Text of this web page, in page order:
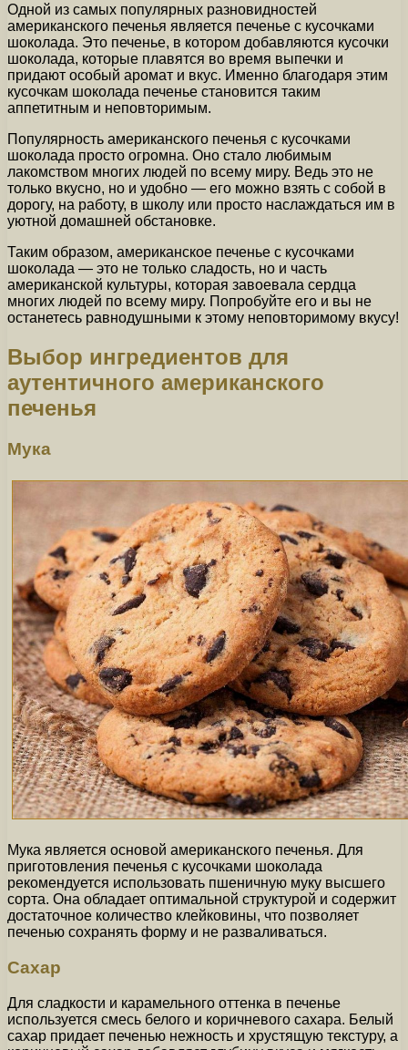
Одной из самых популярных разновидностей
американского печенья является печенье с кусочками
шоколада. Это печенье, в котором добавляются кусочки
шоколада, которые плавятся во время выпечки и
придают особый аромат и вкус. Именно благодаря этим
кусочкам шоколада печенье становится таким
аппетитным и неповторимым.
Популярность американского печенья с кусочками
шоколада просто огромна. Оно стало любимым
лакомством многих людей по всему миру. Ведь это не
только вкусно, но и удобно — его можно взять с собой в
дорогу, на работу, в школу или просто наслаждаться им в
уютной домашней обстановке.
Таким образом, американское печенье с кусочками
шоколада — это не только сладость, но и часть
американской культуры, которая завоевала сердца
многих людей по всему миру. Попробуйте его и вы не
останетесь равнодушными к этому неповторимому вкусу!
Выбор ингредиентов для
аутентичного американского
печенья
Мука
Мука является основой американского печенья. Для
приготовления печенья с кусочками шоколада
рекомендуется использовать пшеничную муку высшего
сорта. Она обладает оптимальной структурой и содержит
достаточное количество клейковины, что позволяет
печенью сохранять форму и не разваливаться.
Сахар
Для сладкости и карамельного оттенка в печенье
используется смесь белого и коричневого сахара. Белый
сахар придает печенью нежность и хрустящую текстуру, а